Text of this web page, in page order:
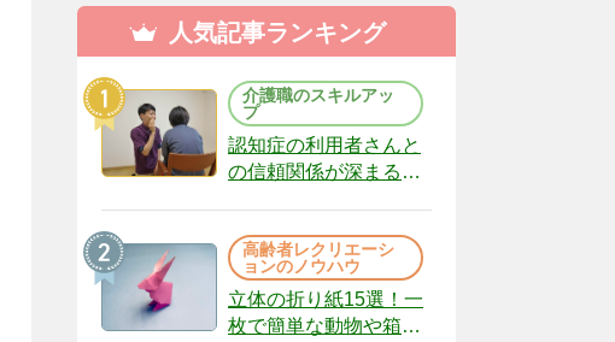
人気記事ランキング
介護職のスキルアッ
プ
認知症の利用者さんと
の信頼関係が深まる声
（22）
高齢者レクリエーシ
ョンのノウハウ
立体の折り紙15選！一
枚で簡単な動物や箱、